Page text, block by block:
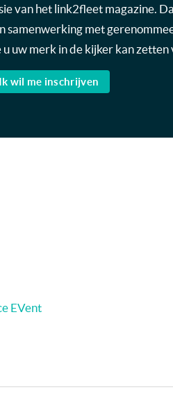
van het link2fleet magazine.
samenwerking met
uw merk in de kijker kan
Ik wil me inschrijven
EVent